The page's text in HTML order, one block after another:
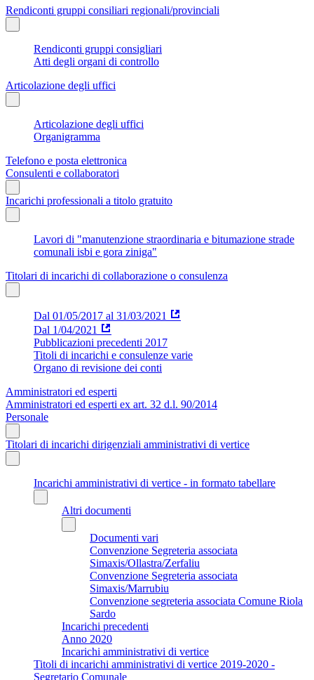
Rendiconti gruppi consiliari regionali/provinciali
Rendiconti gruppi consigliari
Atti degli organi di controllo
Articolazione degli uffici
Articolazione degli uffici
Organigramma
Telefono e posta elettronica
Consulenti e collaboratori
Incarichi professionali a titolo gratuito
Lavori di "manutenzione straordinaria e bitumazione strade
comunali isbi e gora ziniga"
Titolari di incarichi di collaborazione o consulenza
Dal 01/05/2017 al 31/03/2021
Dal 1/04/2021
Pubblicazioni precedenti 2017
Titoli di incarichi e consulenze varie
Organo di revisione dei conti
Amministratori ed esperti
Amministratori ed esperti ex art. 32 d.l. 90/2014
Personale
Titolari di incarichi dirigenziali amministrativi di vertice
Incarichi amministrativi di vertice - in formato tabellare
Altri documenti
Documenti vari
Convenzione Segreteria associata
Simaxis/Ollastra/Zerfaliu
Convenzione Segreteria associata
Simaxis/Marrubiu
Convenzione segreteria associata Comune Riola
Sardo
Incarichi precedenti
Anno 2020
Incarichi amministrativi di vertice
Titoli di incarichi amministrativi di vertice 2019-2020 -
Segretario Comunale